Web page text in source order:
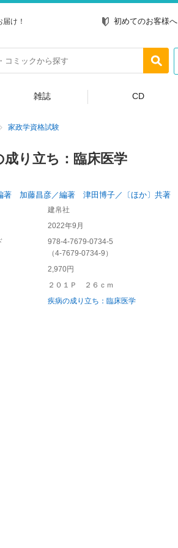
け！ 初めてのお客様へ
雑誌 CD
家政学資格試験
成り立ち：臨床医学
著 加藤昌彦／編著 津田博子／〔ほか〕共著
建帛社
2022年9月
978-4-7679-0734-5
（4-7679-0734-9 ）
2,970円
２０１Ｐ ２６ｃｍ
疾病の成り立ち：臨床医学